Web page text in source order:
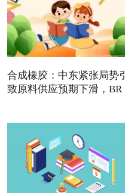
合成橡胶：中东紧张局势引
致原料供应预期下滑，BR